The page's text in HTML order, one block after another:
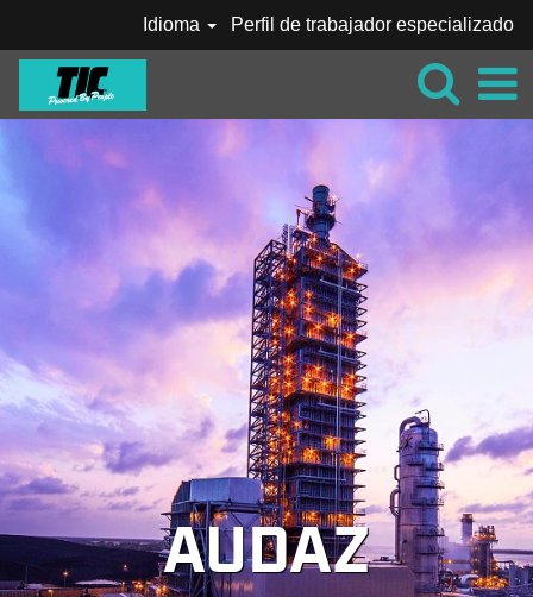
Idioma Perfil de trabajador especializado
AUDAZ